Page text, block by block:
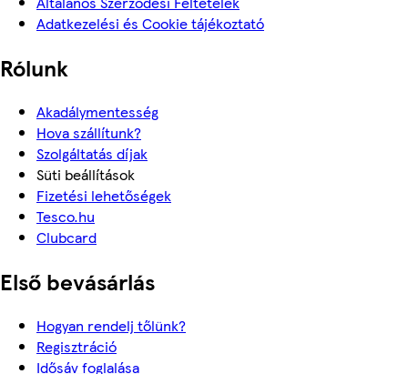
Adatkezelési és Cookie tájékoztató
Rólunk
Akadálymentesség
Hova szállítunk?
Szolgáltatás díjak
Süti beállítások
Fizetési lehetőségek
Tesco.hu
Clubcard
Első bevásárlás
Hogyan rendelj tőlünk?
Regisztráció
Idősáv foglalása